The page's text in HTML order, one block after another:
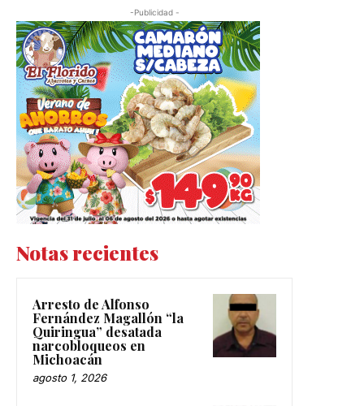
-Publicidad -
Notas recientes
Arresto de Alfonso
Fernández Magallón “la
Quiringua” desatada
narcobloqueos en
Michoacán
agosto 1, 2026